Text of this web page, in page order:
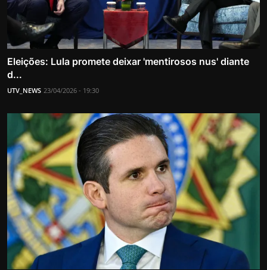
Eleições: Lula promete deixar 'mentirosos nus' diante
d...
UTV_NEWS 23/04/2026 - 19:30